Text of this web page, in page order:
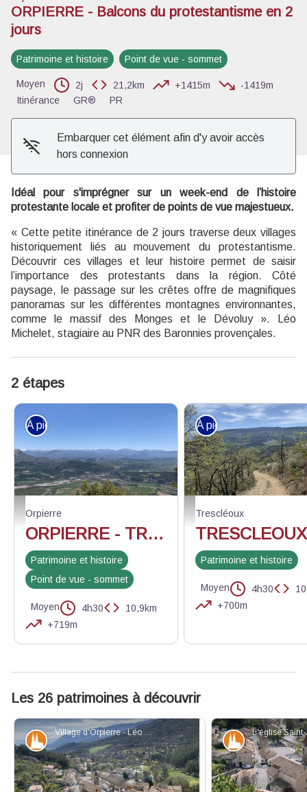
Voir l'image en plein écran
ORPIERRE - Balcons du protestantisme en 2
jours
Patrimoine et histoire Point de vue - sommet
Moyen 2j 21,2km +1415m
-1419m
Itinérance
GR® PR
Embarquer cet élément afin d'y avoir accès
hors connexion
Idéal pour s'imprégner sur un week-end de l’histoire
protestante locale et profiter de points de vue majestueux.
« Cette petite itinérance de 2 jours traverse deux villages
historiquement liés au mouvement du protestantisme.
Découvrir ces villages et leur histoire permet de saisir
l’importance des protestants dans la région. Côté
paysage, le passage sur les crêtes offre de magnifiques
panoramas sur les différentes montagnes environnantes,
comme le massif des Monges et le Dévoluy ». Léo
Michelet, stagiaire au PNR des Baronnies provençales.
2 étapes
Panorama depuis la pointe du Col de Garde - Léo MICHELET - PNR
À pied
Orpierre
ORPIERRE - TRESCLEOUX - Balcons du protestantisme - jour 1
Patrimoine et histoire
Point de vue - sommet
Moyen 4h30
10,9km
+719m
Descente au village
À pied
Trescléoux
Patrimoine et histoire
Moyen 4h30
+700m
Les 26 patrimoines à découvrir
Village d'Orpierre - Léo MICHELET - PNR Baronnies provençales
Patrimoine et histoire Patrimoine